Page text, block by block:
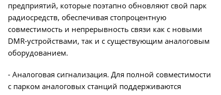
предприятий, которые поэтапно обновляют свой парк
радиосредств, обеспечивая стопроцентную
совместимость и непрерывность связи как с новыми
DMR-устройствами, так и с существующим аналоговым
оборудованием.
- Аналоговая сигнализация. Для полной совместимости
с парком аналоговых станций поддерживаются